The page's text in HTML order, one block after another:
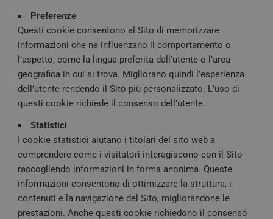
Preferenze
Questi cookie consentono al Sito di memorizzare
informazioni che ne influenzano il comportamento o
l’aspetto, come la lingua preferita dall’utente o l’area
geografica in cui si trova. Migliorano quindi l’esperienza
dell’utente rendendo il Sito più personalizzato. L’uso di
questi cookie richiede il consenso dell’utente.
Statistici
I cookie statistici aiutano i titolari del sito web a
comprendere come i visitatori interagiscono con il Sito
raccogliendo informazioni in forma anonima. Queste
informazioni consentono di ottimizzare la struttura, i
contenuti e la navigazione del Sito, migliorandone le
prestazioni. Anche questi cookie richiedono il consenso